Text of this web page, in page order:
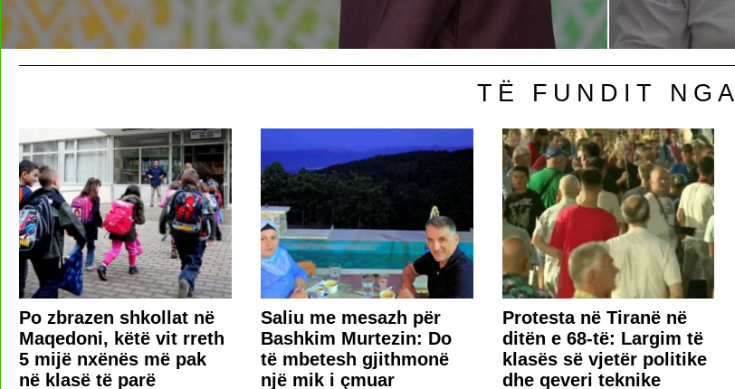
TË FUNDIT NGA
Po zbrazen shkollat në
Maqedoni, këtë vit rreth
5 mijë nxënës më pak
në klasë të parë
Saliu me mesazh për
Bashkim Murtezin: Do
të mbetesh gjithmonë
një mik i çmuar
Protesta në Tiranë në
ditën e 68-të: Largim të
klasës së vjetër politike
dhe qeveri teknike